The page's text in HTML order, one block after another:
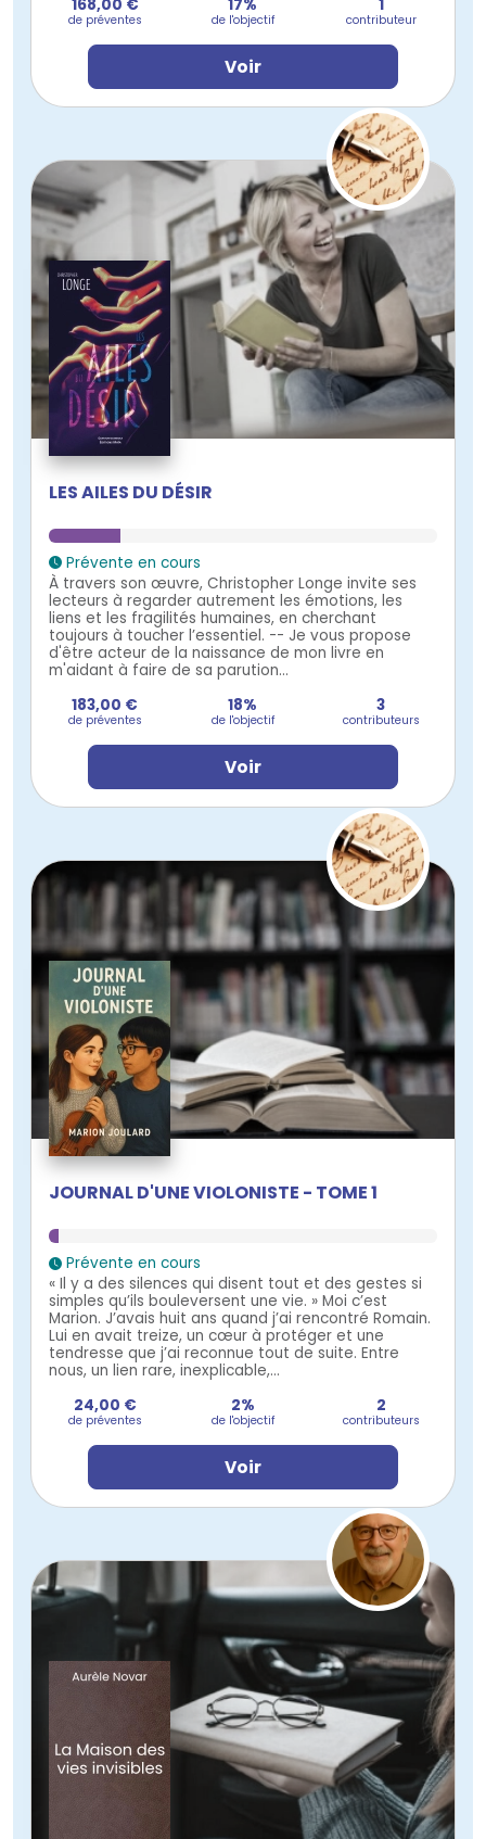
168,00 €
de préventes
17%
de l'objectif
1
contributeur
Voir
LES AILES DU DÉSIR
Prévente en cours
À travers son œuvre, Christopher Longe invite ses
lecteurs à regarder autrement les émotions, les
liens et les fragilités humaines, en cherchant
toujours à toucher l’essentiel. -- Je vous propose
d'être acteur de la naissance de mon livre en
m'aidant à faire de sa parution...
183,00 €
de préventes
18%
de l'objectif
3
contributeurs
Voir
JOURNAL D'UNE VIOLONISTE - TOME 1
Prévente en cours
« Il y a des silences qui disent tout et des gestes si
simples qu’ils bouleversent une vie. » Moi c’est
Marion. J’avais huit ans quand j’ai rencontré Romain.
Lui en avait treize, un cœur à protéger et une
tendresse que j’ai reconnue tout de suite. Entre
nous, un lien rare, inexplicable,...
24,00 €
de préventes
2%
de l'objectif
2
contributeurs
Voir